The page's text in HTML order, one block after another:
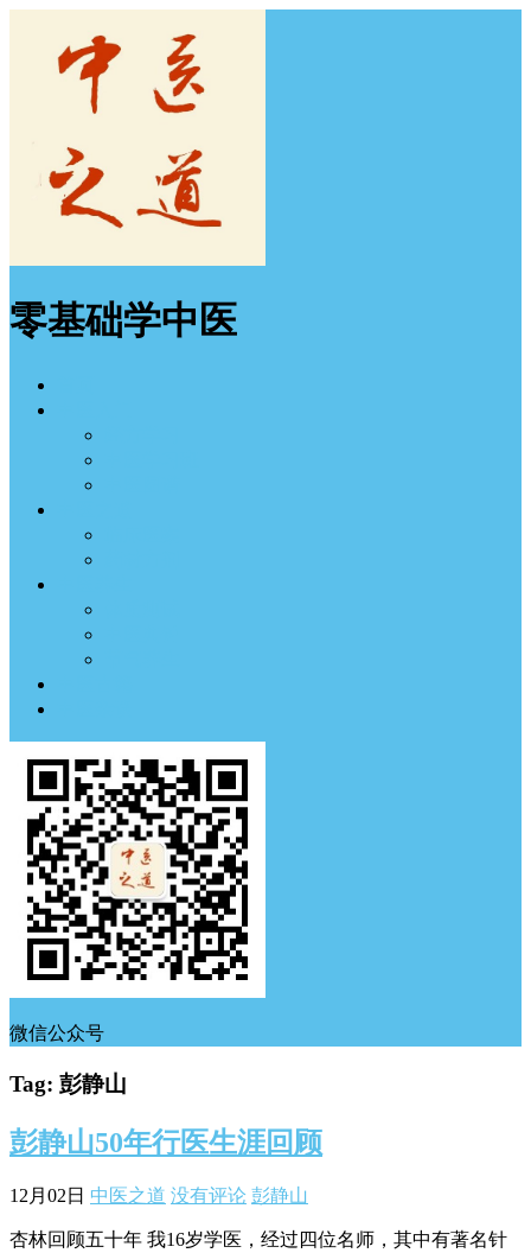
零基础学中医
微信公众号
Tag: 彭静山
彭静山50年行医生涯回顾
12月02日 中医之道 没有评论 彭静山
杏林回顾五十年 我16岁学医，经过四位名师，其中有著名针